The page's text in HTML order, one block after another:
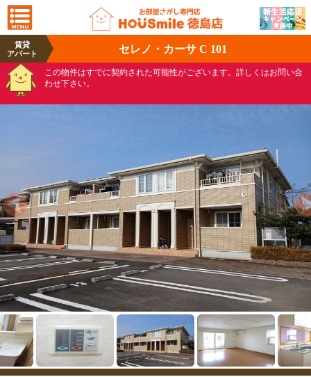
賃貸
アパート
セレノ・カーサ C 101
この物件はすでに契約された可能性がございます。詳しくはお問い合
わせ下さい。